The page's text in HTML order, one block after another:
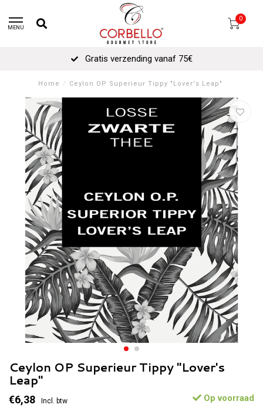
MENU
0
Gratis verzending vanaf 75€
Home / Ceylon OP Superieur Tippy "Lover's Leap"
Ceylon OP Superieur Tippy "Lover's
Leap"
€6,38 Incl. btw Op voorraad